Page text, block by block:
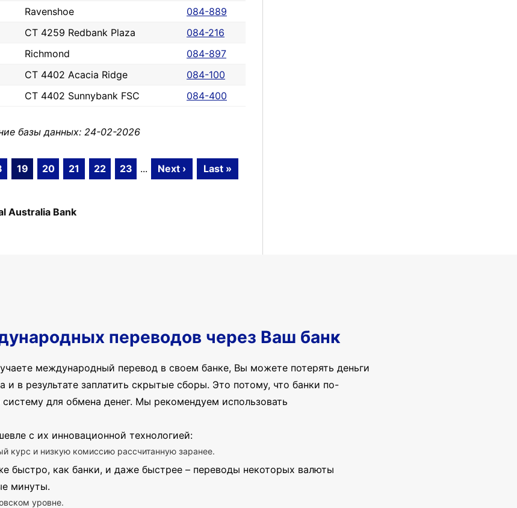
Ravenshoe
084-889
CT 4259 Redbank Plaza
084-216
Richmond
084-897
CT 4402 Acacia Ridge
084-100
CT 4402 Sunnybank FSC 084-400
базы данных: 24-02-2026
19 20 21 22 23 ... Next › Last »
Australia Bank
переводов через Ваш банк
международный перевод в своем банке, Вы можете потерять деньги
и в результате заплатить скрытые сборы. Это потому, что банки по-
для обмена денег. Мы рекомендуем использовать
с их инновационной технологией:
курс и низкую комиссию рассчитанную заранее.
быстро, как банки, и даже быстрее – переводы некоторых валюты
минуты.
уровне.